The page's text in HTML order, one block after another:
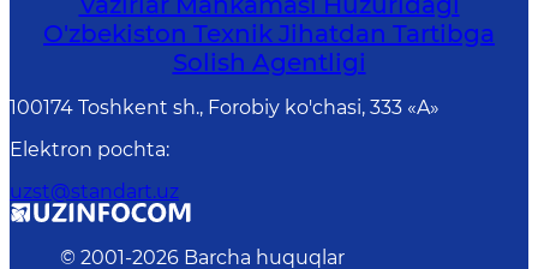
O'zbekiston Texnik Jihatdan Tartibga
Solish Agentligi
100174 Toshkent sh., Forobiy ko'chasi, 333 «A»
Elektron pochta:
uzst@standart.uz
© 2001-2026 Barcha huquqlar